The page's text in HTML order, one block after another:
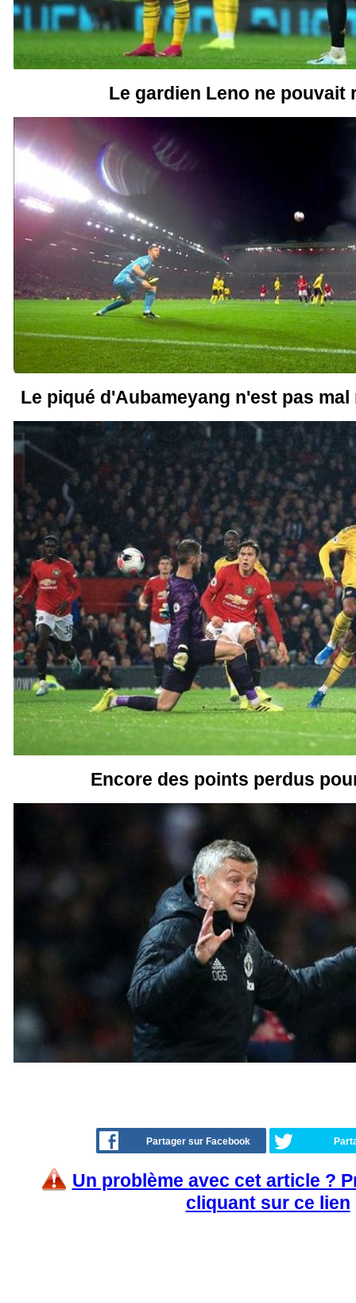
Le gardien Leno ne pouvait
Le piqué d'Aubameyang n'est pas mal
Encore des points perdus
Partager sur Facebook
Un problème avec cet article ?
cliquant sur ce lien